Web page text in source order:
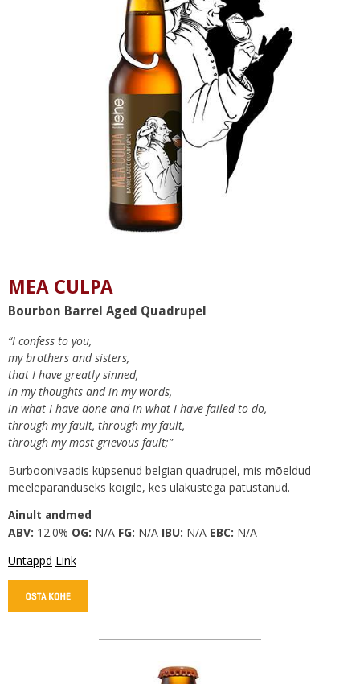
MEA CULPA
Bourbon Barrel Aged Quadrupel
“I confess to you,
my brothers and sisters,
that I have greatly sinned,
in my thoughts and in my words,
in what I have done and in what I have failed to do,
through my fault, through my fault,
through my most grievous fault;”
Burboonivaadis küpsenud belgian quadrupel, mis mõeldud
meeleparanduseks kõigile, kes ulakustega patustanud.
Ainult andmed
ABV: 12.0% OG: N/A FG: N/A IBU: N/A EBC: N/A
Untappd Link